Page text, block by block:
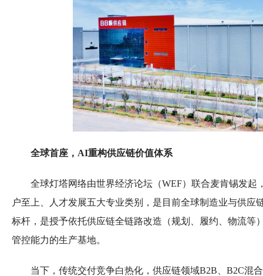
全球首座，AI重构供应链价值体系
全球灯塔网络由世界经济论坛（WEF）联合麦肯锡发
户至上、人才发展五大专业类别，是目前全球制造业与供
标杆，是授予依托供应链全链路改造（规划、履约、物流等
管控能力的生产基地。
当下，传统交付竞争白热化，供应链领域B2B、B2C混